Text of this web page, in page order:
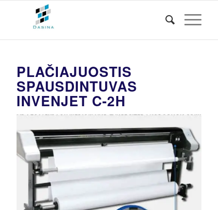
PLAČIAJUOSTIS
SPAUSDINTUVAS
INVENJET C-2H